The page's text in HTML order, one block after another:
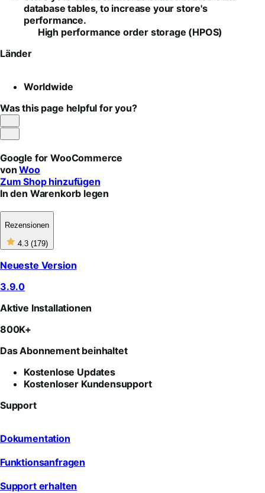
database tables, to increase your store's
performance.
High performance order storage (HPOS)
Länder
Worldwide
Was this page helpful for you?
Helpful
Not
Google for WooCommerce
vonWoo
Zum Shop hinzufügen
In den Warenkorb legen
Rezensionen
4.3 (179)4
out
5
Neueste Version
3.9.0
Aktive Installationen
800K+
Das Abonnement beinhaltet
Kostenlose Updates
Kostenloser Kundensupport
Support
Dokumentation
Funktionsanfragen
Support erhalten